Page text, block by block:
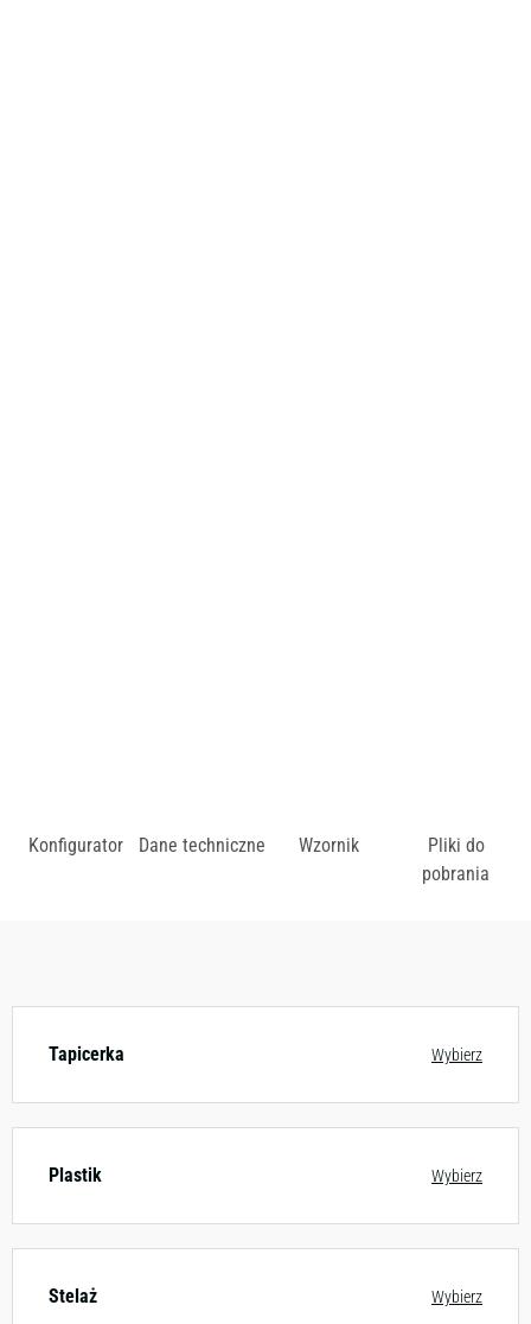
Dostępny w różnych konfiguracjach kolorystycznych.
Konfigurator Dane techniczne Wzornik
Pliki do
pobrania
Tapicerka Wybierz
Plastik Wybierz
Stelaż Wybierz